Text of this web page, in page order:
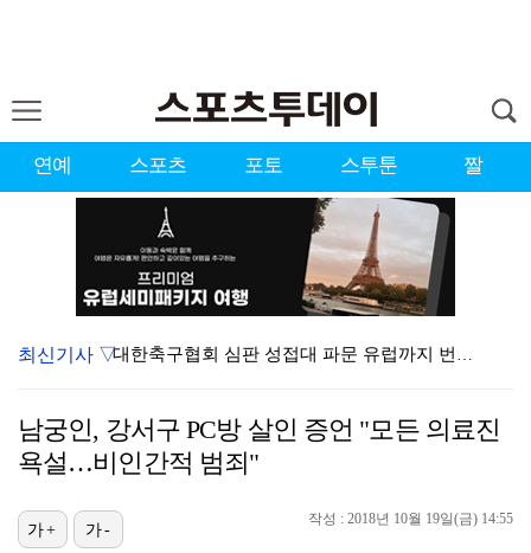
연예 스포츠 포토 스투툰 짤
대한축구협회 심판 성접대 파문 유럽까지 번졌다…佛 매체…
'황정민 스토킹 혐의' A씨 11일 결심 공판
[ST포토] 이강인, 환하게 웃으며
최신기사 ▽
남궁인, 강서구 PC방 살인 증언 "모든 의료진
욕설…비인간적 범죄"
작성 : 2018년 10월 19일(금) 14:55
가+ 가-